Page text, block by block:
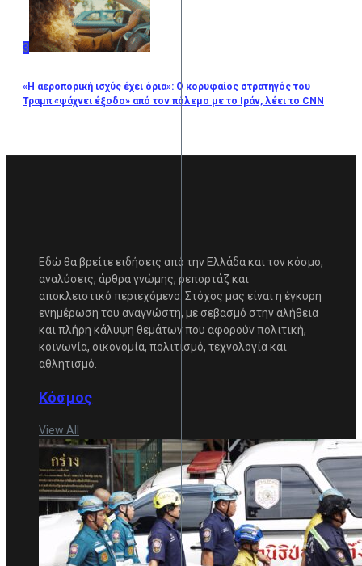
3
«Η αεροπορική ισχύς έχει όρια»: Ο κορυφαίος στρατηγός του
Τραμπ «ψάχνει έξοδο» από τον πόλεμο με το Ιράν, λέει το CNN
Εδώ θα βρείτε ειδήσεις από την Ελλάδα και τον κόσμο,
αναλύσεις, άρθρα γνώμης, ρεπορτάζ και
αποκλειστικό περιεχόμενο. Στόχος μας είναι η έγκυρη
ενημέρωση του αναγνώστη, με σεβασμό στην αλήθεια
και πλήρη κάλυψη θεμάτων που αφορούν πολιτική,
κοινωνία, οικονομία, πολιτισμό, τεχνολογία και
αθλητισμό.
Κόσμος
View All